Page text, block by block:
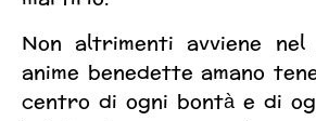
Non altrimenti avviene
anime benedette amano
centro di ogni bontà e di